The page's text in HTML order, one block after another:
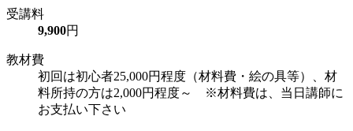
受講料
9,900円
教材費
初回は初心者25,000円程度（材料費・絵の具等）、材
料所持の方は2,000円程度～ ※材料費は、当日講師に
お支払い下さい